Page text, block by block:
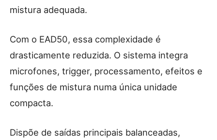
mistura adequada.
Com o EAD50, essa complexidade é
drasticamente reduzida. O sistema integra
microfones, trigger, processamento, efeitos e
funções de mistura numa única unidade
compacta.
Dispõe de saídas principais balanceadas,